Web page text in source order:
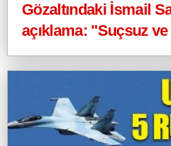
Gözaltındaki İsmail
açıklama: "Suçsuz